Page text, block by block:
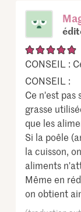
CONSEIL :
CONSEIL :
Ce n'est
grasse
que les
Si la poêle
la cuisson,
aliments
Même en
on obtient